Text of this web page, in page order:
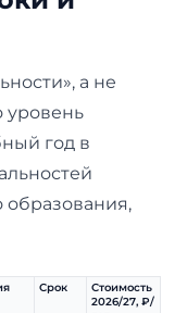
а не
уровень
год в
образования,
Срок
Стоимость
2026/27, ₽/